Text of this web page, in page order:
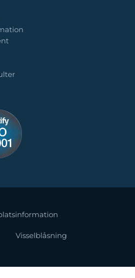
Visselblåsning